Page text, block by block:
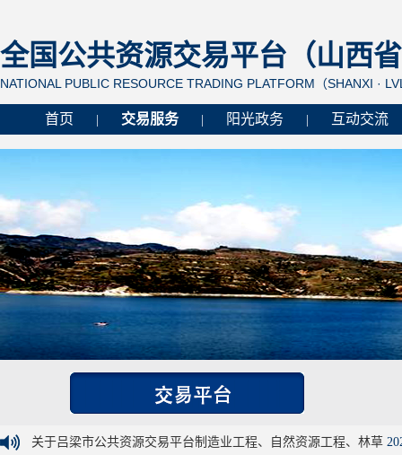
全国公共资源交易平台（山西
NATIONAL PUBLIC RESOURCE TRADING PLATFORM（SHANXI ·
首页 交易服务 阳光政务 互动交流
关于吕梁市公共资源交易平台制造业工程、自然资源工程、林草